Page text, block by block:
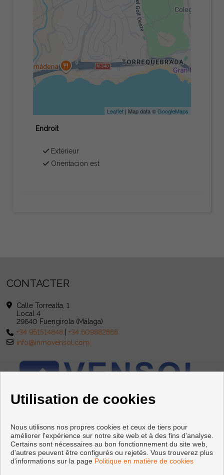
Leaflet| Map data ©GoogleMaps
Endroit
Extérieur
Orientacion est
CONTACTER
Calle Torrealta, 1
Local 4
29640 Fuengirola (Málaga)
+34 951514848 |+34 609882868
info@inmovensol.com
Utilisation de cookies
Nous utilisons nos propres cookies et ceux de tiers pour
améliorer l'expérience sur notre site web et à des fins d'analyse.
Certains sont nécessaires au bon fonctionnement du site web,
d'autres peuvent être configurés ou rejetés. Vous trouverez plus
d'informations sur la page Politique en matière de cookies